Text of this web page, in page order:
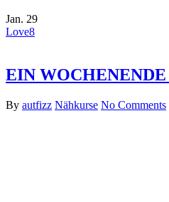
Jan. 29
Love8
EIN
By autfizz Nähkurse No Comments